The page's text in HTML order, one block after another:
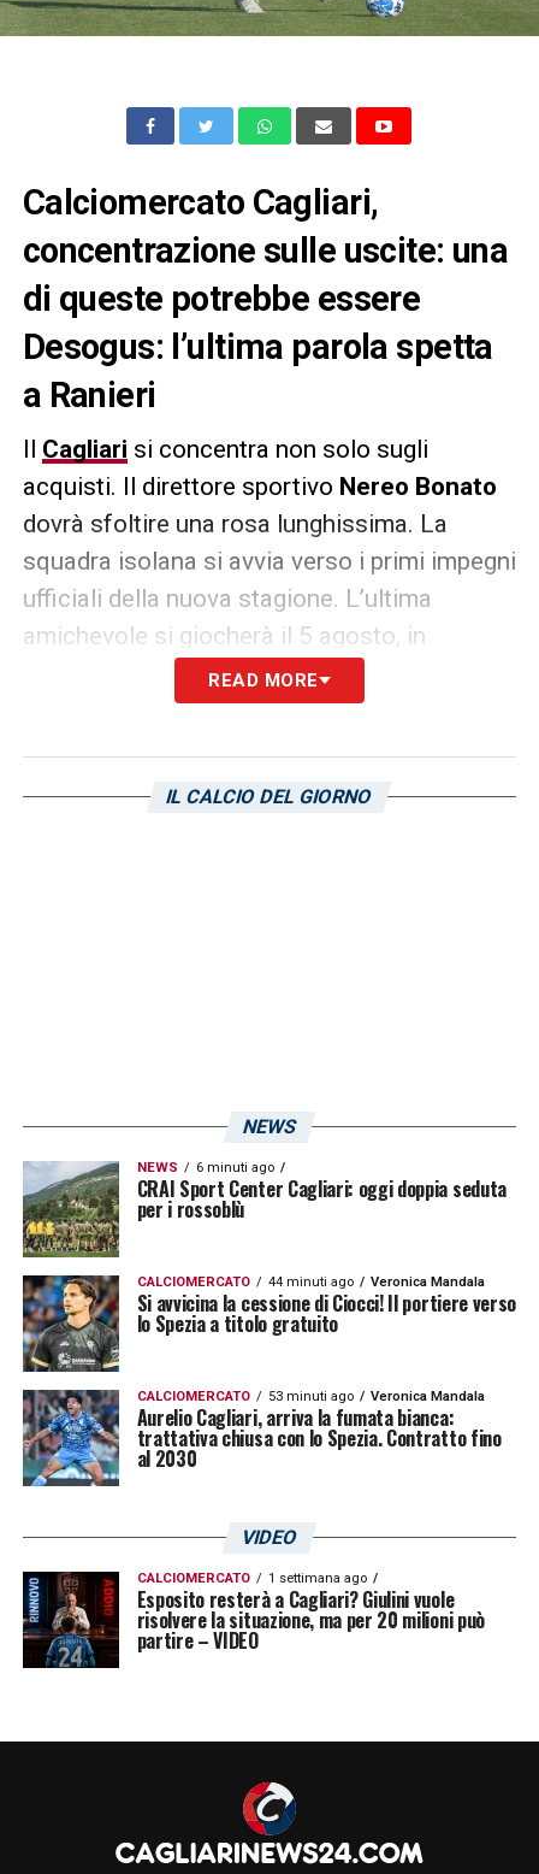
Calciomercato Cagliari,
concentrazione sulle uscite: una
di queste potrebbe essere
Desogus: l’ultima parola spetta
a Ranieri
Il Cagliari si concentra non solo sugli
acquisti. Il direttore sportivo Nereo Bonato
dovrà sfoltire una rosa lunghissima. La
squadra isolana si avvia verso i primi impegni
ufficiali della nuova stagione. L’ultima
amichevole si giocherà il 5 agosto, in
Francia, contro ilBrest. Intanto, il Cagliari
lavora per il futuro diJacopo Desogus
l’ultima parola spetta aClaudio Ranieri
READ MORE
IL CALCIO DEL GIORNO
NEWS
NEWS 6 minuti ago
CRAI Sport Center Cagliari: oggi doppia seduta
per i rossoblù
CALCIOMERCATO 44 minuti ago Veronica Mandala
Si avvicina la cessione di Ciocci! Il portiere verso
lo Spezia a titolo gratuito
CALCIOMERCATO 53 minuti ago Veronica Mandala
Aurelio Cagliari, arriva la fumata bianca:
trattativa chiusa con lo Spezia. Contratto fino
al 2030
VIDEO
CALCIOMERCATO 1 settimana ago
Esposito resterà a Cagliari? Giulini vuole
risolvere la situazione, ma per 20 milioni può
partire – VIDEO